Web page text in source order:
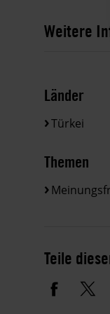
Weitere
Länder
Türkei
Themen
Teile